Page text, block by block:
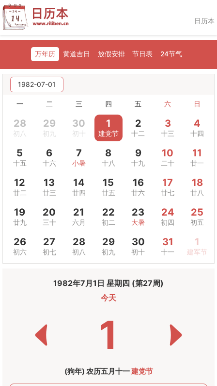
日历本
万年历 黄道吉日 放假安排 节日表 24节气
1982-07-01
一 二 三 四 五 六 日
28
初八
29
初九
30
初十
1
建党节
2
十二
3
十三
4
十四
5
十五
6
十六
7
小暑
8
十八
9
十九
10
二十
11
廿一
12
廿二
13
廿三
14
廿四
15
廿五
16
廿六
17
廿七
18
廿八
19
廿九
20
三十
21
六月
22
初二
23
大暑
24
初四
25
初五
26
初六
27
初七
28
初八
29
初九
30
初十
31
十一
1
建军节
1982年7月1日 星期四 (第27周)
今天
1
(狗年) 农历五月十一建党节